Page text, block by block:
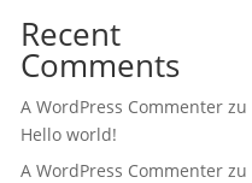
Recent
Comments
A WordPress Commenter zu
Hello world!
A WordPress Commenter zu